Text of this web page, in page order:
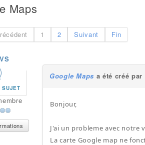
Maps
1 2 Suivant Fin
SUJET
Google Maps a été créé par
Bonjour,
J'ai un probleme avec notre
La carte Google map ne